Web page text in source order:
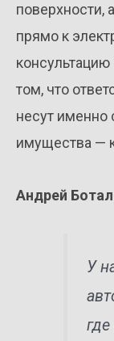
поверхности,
прямо к
том, что
несут именно
имущества —
Андрей
У